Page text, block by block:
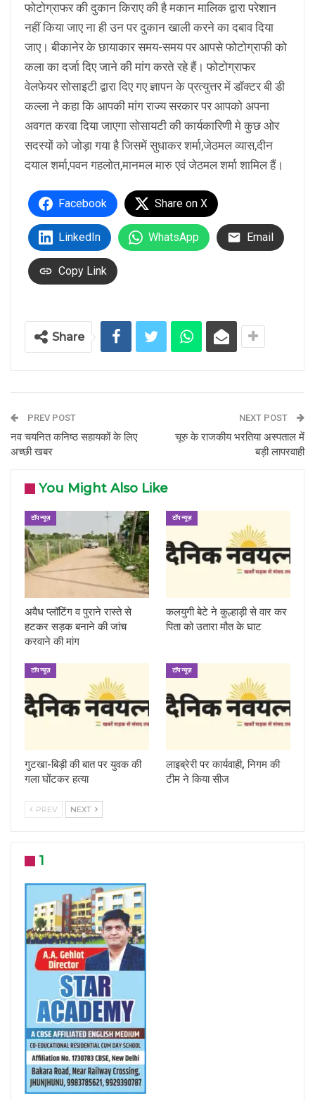
फोटोग्राफर की दुकान किराए की है मकान मालिक द्वारा परेशान
नहीं किया जाए ना ही उन पर दुकान खाली करने का दबाव दिया
जाए। बीकानेर के छायाकार समय-समय पर आपसे फोटोग्राफी को
कला का दर्जा दिए जाने की मांग करते रहे हैं। फोटोग्राफर
वेलफेयर सोसाइटी द्वारा दिए गए ज्ञापन के प्रत्युत्तर में डॉक्टर बी डी
कल्ला ने कहा कि आपकी मांग राज्य सरकार पर आपको अपना
अवगत करवा दिया जाएगा सोसायटी की कार्यकारिणी मे कुछ ओर
सदस्यों को जोड़ा गया है जिसमें सुधाकर शर्मा,जेठमल व्यास,दीन
दयाल शर्मा,पवन गहलोत,मानमल मारु एवं जेठमल शर्मा शामिल हैं।
Facebook Share on X
LinkedIn WhatsApp Email
Copy Link
Share
PREV POST
नव चयनित कनिष्ठ सहायकों के लिए
अच्छी खबर
NEXT POST
चूरु के राजकीय भरतिया अस्पताल में
बड़ी लापरवाही
You Might Also Like
टॉप न्यूज़
अवैध प्लॉटिंग व पुराने रास्ते से
हटकर सड़क बनाने की जांच
करवाने की मांग
टॉप न्यूज़
कलयुगी बेटे ने कुल्हाड़ी से वार कर
पिता को उतारा मौत के घाट
टॉप न्यूज़
गुटखा-बिड़ी की बात पर युवक की
गला घोंटकर हत्या
टॉप न्यूज़
लाइब्रेरी पर कार्यवाही, निगम की
टीम ने किया सीज
PREV NEXT
1